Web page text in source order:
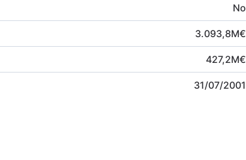
No
3.093,8M€
427,2M€
31/07/2001